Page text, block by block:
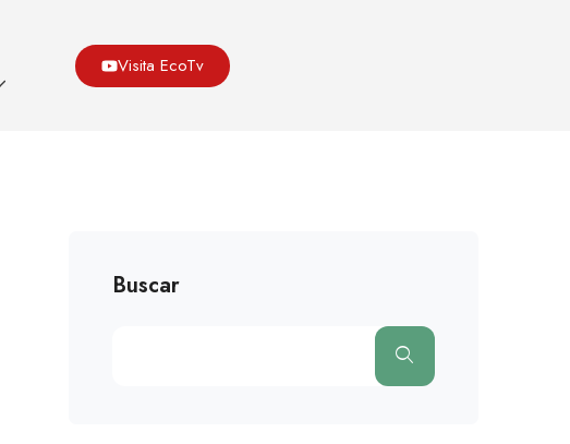
Visita EcoTv
Asoeco
Así Se Derrite El Hielo En El Ártico Por El Cambio Climático
Buscar